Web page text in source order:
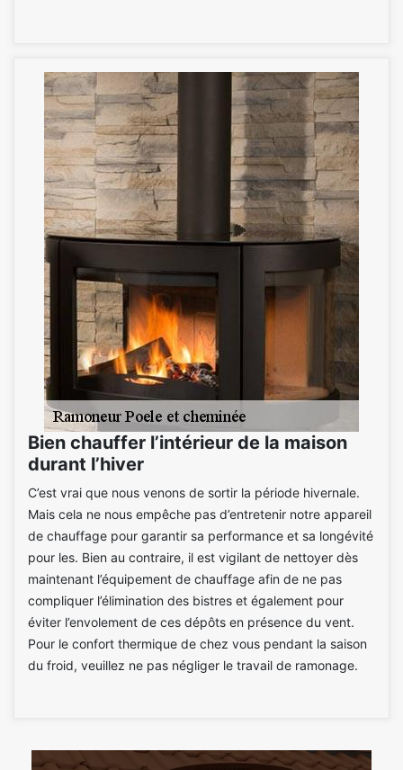
Bien chauffer l’intérieur de la maison
durant l’hiver
C’est vrai que nous venons de sortir la période hivernale.
Mais cela ne nous empêche pas d’entretenir notre appareil
de chauffage pour garantir sa performance et sa longévité
pour les. Bien au contraire, il est vigilant de nettoyer dès
maintenant l’équipement de chauffage afin de ne pas
compliquer l’élimination des bistres et également pour
éviter l’envolement de ces dépôts en présence du vent.
Pour le confort thermique de chez vous pendant la saison
du froid, veuillez ne pas négliger le travail de ramonage.